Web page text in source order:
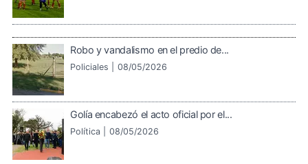
Robo y vandalismo en el predio de...
Policiales | 08/05/2026
Golía encabezó el acto oficial por el...
Política | 08/05/2026